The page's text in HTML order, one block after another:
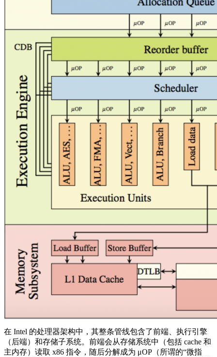
在 Intel 的处理器架构中，其整条管线包含了前端、执行引擎
（后端）和存储子系统。前端会从存储系统中（包括 cache 和
主内存）读取 x86 指令，随后分解成为 μOP（所谓的“微指